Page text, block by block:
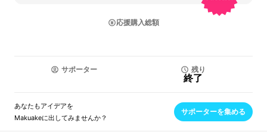
応援購入総額
サポーター 残り
終了
あなたもアイデアを
Makuakeに出してみませんか？
サポーターを集める